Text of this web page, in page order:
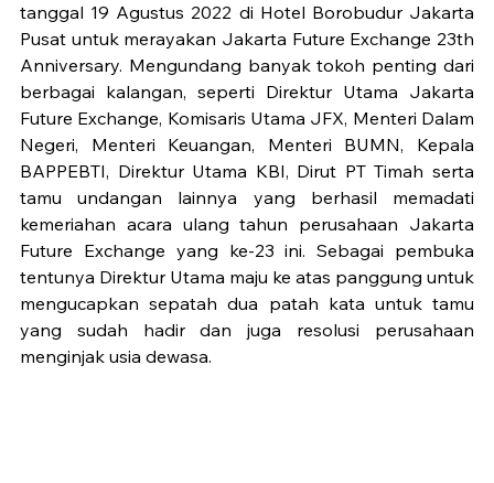
tanggal 19 Agustus 2022 di Hotel Borobudur Jakarta
Pusat untuk merayakan Jakarta Future Exchange 23th
Anniversary. Mengundang banyak tokoh penting dari
berbagai kalangan, seperti Direktur Utama Jakarta
Future Exchange, Komisaris Utama JFX, Menteri Dalam
Negeri, Menteri Keuangan, Menteri BUMN, Kepala
BAPPEBTI, Direktur Utama KBI, Dirut PT Timah serta
tamu undangan lainnya yang berhasil memadati
kemeriahan acara ulang tahun perusahaan Jakarta
Future Exchange yang ke-23 ini. Sebagai pembuka
tentunya Direktur Utama maju ke atas panggung untuk
mengucapkan sepatah dua patah kata untuk tamu
yang sudah hadir dan juga resolusi perusahaan
menginjak usia dewasa.